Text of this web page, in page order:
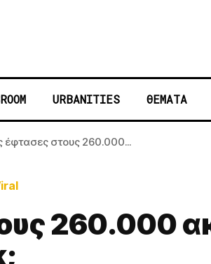
URBANITIES ΘΕΜΑΤΑ
έφτασες στoυς 260.000...
260.000